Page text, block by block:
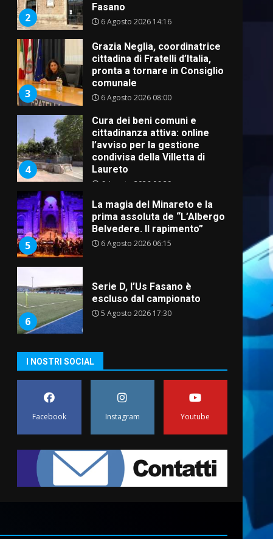
2
Fasano
6 Agosto 2026 14:16
3
Grazia Neglia, coordinatrice
cittadina di Fratelli d’Italia,
pronta a tornare in Consiglio
comunale
6 Agosto 2026 08:00
4
Cura dei beni comuni e
cittadinanza attiva: online
l’avviso per la gestione
condivisa della Villetta di
Laureto
6 Agosto 2026 06:20
5
La magia del Minareto e la
prima assoluta de “L’Albergo
Belvedere. Il rapimento”
6 Agosto 2026 06:15
6
Serie D, l’Us Fasano è
escluso dal campionato
5 Agosto 2026 17:30
Truffatori in azione nelle
arma da fuoco
6 Agosto 2026 18:13
I NOSTRI SOCIAL
Facebook Instagram Youtube